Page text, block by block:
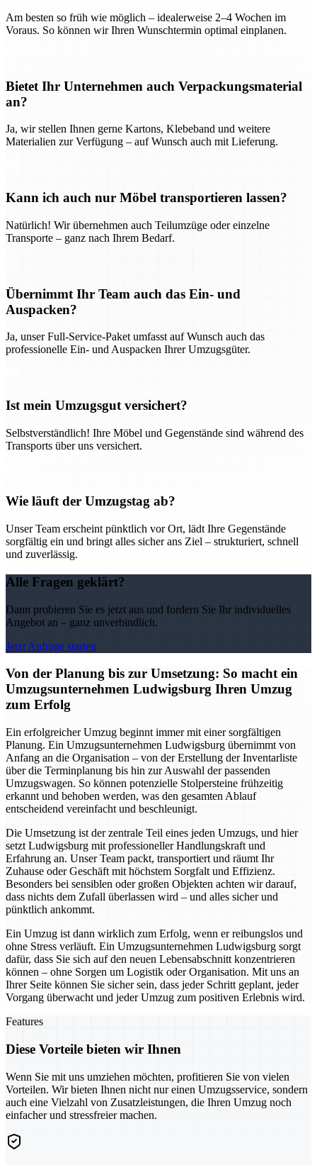
Am besten so früh wie möglich – idealerweise 2–4 Wochen im
Voraus. So können wir Ihren Wunschtermin optimal einplanen.
Bietet Ihr Unternehmen auch Verpackungsmaterial
an?
Ja, wir stellen Ihnen gerne Kartons, Klebeband und weitere
Materialien zur Verfügung – auf Wunsch auch mit Lieferung.
Kann ich auch nur Möbel transportieren lassen?
Natürlich! Wir übernehmen auch Teilumzüge oder einzelne
Transporte – ganz nach Ihrem Bedarf.
Übernimmt Ihr Team auch das Ein- und
Auspacken?
Ja, unser Full-Service-Paket umfasst auf Wunsch auch das
professionelle Ein- und Auspacken Ihrer Umzugsgüter.
Ist mein Umzugsgut versichert?
Selbstverständlich! Ihre Möbel und Gegenstände sind während des
Transports über uns versichert.
Wie läuft der Umzugstag ab?
Unser Team erscheint pünktlich vor Ort, lädt Ihre Gegenstände
sorgfältig ein und bringt alles sicher ans Ziel – strukturiert, schnell
und zuverlässig.
Alle Fragen geklärt?
Dann probieren Sie es jetzt aus und fordern Sie Ihr individuelles
Angebot an – ganz unverbindlich.
Jetzt Anfrage starten
Von der Planung bis zur Umsetzung: So macht ein
Umzugsunternehmen Ludwigsburg Ihren Umzug
zum Erfolg
Ein erfolgreicher Umzug beginnt immer mit einer sorgfältigen
Planung. Ein Umzugsunternehmen Ludwigsburg übernimmt von
Anfang an die Organisation – von der Erstellung der Inventarliste
über die Terminplanung bis hin zur Auswahl der passenden
Umzugswagen. So können potenzielle Stolpersteine frühzeitig
erkannt und behoben werden, was den gesamten Ablauf
entscheidend vereinfacht und beschleunigt.
Die Umsetzung ist der zentrale Teil eines jeden Umzugs, und hier
setzt Ludwigsburg mit professioneller Handlungskraft und
Erfahrung an. Unser Team packt, transportiert und räumt Ihr
Zuhause oder Geschäft mit höchstem Sorgfalt und Effizienz.
Besonders bei sensiblen oder großen Objekten achten wir darauf,
dass nichts dem Zufall überlassen wird – und alles sicher und
pünktlich ankommt.
Ein Umzug ist dann wirklich zum Erfolg, wenn er reibungslos und
ohne Stress verläuft. Ein Umzugsunternehmen Ludwigsburg sorgt
dafür, dass Sie sich auf den neuen Lebensabschnitt konzentrieren
können – ohne Sorgen um Logistik oder Organisation. Mit uns an
Ihrer Seite können Sie sicher sein, dass jeder Schritt geplant, jeder
Vorgang überwacht und jeder Umzug zum positiven Erlebnis wird.
Features
Diese Vorteile bieten wir Ihnen
Wenn Sie mit uns umziehen möchten, profitieren Sie von vielen
Vorteilen. Wir bieten Ihnen nicht nur einen Umzugsservice, sondern
auch eine Vielzahl von Zusatzleistungen, die Ihren Umzug noch
einfacher und stressfreier machen.